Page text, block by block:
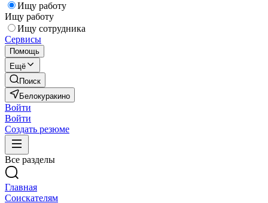
Ищу работу
Ищу работу
Ищу сотрудника
Сервисы
Помощь
Ещё
Поиск
Белокуракино
Войти
Войти
Создать резюме
Все разделы
Главная
Соискателям